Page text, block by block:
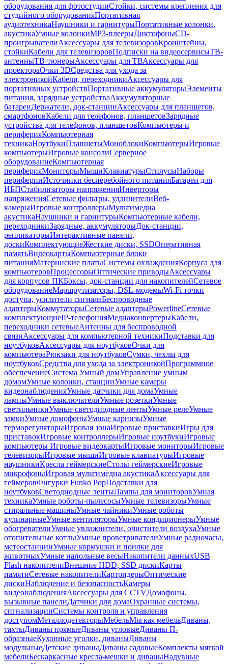
оборудования для фотостудииСтойки, системы крепления для
студийного оборудованияПортативная
аудиотехникаНаушники и гарнитурыПортативные колонки,
акустикаУмные колонкиMP3-плеерыДиктофоныCD-
проигрывателиАксессуары для телевизоровКронштейны,
стойкиКабели для телевизоровПодписки на видеосервисыТВ-
антенныТВ-тюнерыАксессуары для ТВАксессуары для
проектораОчки 3DСредства для ухода за
электроникойКабели, переходникиАксессуары для
портативных устройствПортативные аккумуляторыЭлементы
питания, зарядные устройстваАккумуляторные
батареиДержатели, док-станцииАксессуары для планшетов,
смартфоновКабели для телефонов, планшетовЗарядные
устройства для телефонов, планшетовКомпьютеры и
периферияКомпьютерная
техникаНоутбукиПланшетыМоноблокиКомпьютерыИгровые
компьютерыИгровые консолиСерверное
оборудованиеКомпьютерная
периферияМониторыМышиКлавиатурыСтилусыНаборы
периферииИсточники бесперебойного питанияБатареи для
ИБПСтабилизаторы напряженияИнверторы
напряженияСетевые фильтры, удлинителиВеб-
камерыИгровые контроллерыМультимедиа
акустикаНаушники и гарнитурыКомпьютерные кабели,
переходникиЗарядные, аккумуляторыДок-станции,
репликаторыИнтерактивные панели,
доскиКомплектующиеЖесткие диски, SSDОперативная
памятьВидеокартыКомпьютерные блоки
питанияМатеринские платыСистемы охлажденияКорпуса для
компьютеровПроцессорыОптические приводыАксессуары
для корпусов ПКБоксы, док-станции для накопителейСетевое
оборудованиеМаршрутизаторы, DSL-модемыWi-Fi точки
доступа, усилители сигналаБеспроводные
адаптерыКоммутаторыСетевые адаптерыPowerlineСетевые
комплектующиеIP-телефонияМедиаконвертерыКабели,
переходники сетевыеАнтенны для беспроводной
связиАксессуары для компьютерной техникиПодставки для
ноутбуковАксессуары для ноутбуковОчки для
компьютераРюкзаки для ноутбуковСумки, чехлы для
ноутбуковСредства для ухода за электроникойПрограммное
обеспечениеСистема Умный домУправление умным
домомУмные колонки, станцииУмные камеры
видеонаблюденияУмные датчики для домаУмные
лампыУмные выключателиУмные розеткиУмные
светильникиУмные светодиодные лентыУмные релеУмные
замкиУмные домофоныУмные карнизыУмные
терморегуляторыИгровая зонаИгровые приставкиИгры для
приставокИгровые контроллерыИгровые ноутбукиИгровые
компьютеры Игровые видеокартыИгровые мониторыИгровые
телевизорыИгровые мышиИгровые клавиатурыИгровые
наушникиКресла геймерскиеСтолы геймерскиеИгровые
микрофоныИгровая мультимедиа акустикаАксессуары для
геймеровФигурки Funko PopПодставки для
ноутбуковСветодиодные лентыЛампы для мониторовУмная
техникаУмные роботы-пылесосыУмные телевизорыУмные
стиральные машиныУмные чайникиУмные роботы
кулинарныеУмные вентиляторыУмные кондиционерыУмные
обогревателиУмные увлажнители, очистители воздухаУмные
отопительные котлыУмные проветривателиУмные радиочасы,
метеостанцииУмные кормушки и поилки для
животныхУмные напольные весыНакопители данныхUSB
Flash накопителиВнешние HDD, SSD дискиКарты
памятиСетевые накопителиКартридерыОптические
дискиНаблюдение и безопасностьКамеры
видеонаблюденияАксессуары для CCTVДомофоны,
вызывные панелиДатчики для домаОхранные системы,
сигнализацииСистемы контроля и управления
доступомМеталлодетекторыМебельМягкая мебельДиваны,
тахтыДиваны прямыеДиваны угловыеДиваны П-
образныеКухонные уголки, диваныДиваны
модульныеДетские диваныДиваны садовыеКомплекты мягкой
мебелиБескаркасные кресла-мешки и диваныНадувные